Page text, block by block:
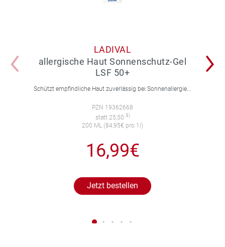
LADIVAL
allergische Haut Sonnenschutz-Gel
LSF 50+
PZN 19362668
statt 25,50 3)
200 ML (84,95€ pro 1l)
16,99€
Jetzt bestellen